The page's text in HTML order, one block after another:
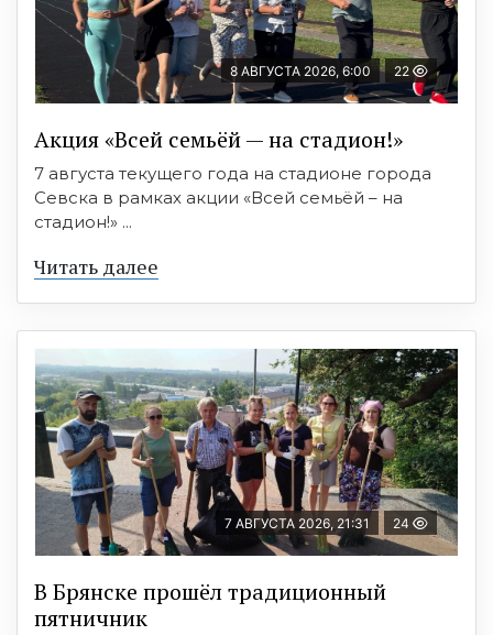
8 АВГУСТА 2026, 6:00 22
Акция «Всей семьёй — на стадион!»
7 августа текущего года на стадионе города
Севска в рамках акции «Всей семьёй – на
стадион!» ...
Читать далее
7 АВГУСТА 2026, 21:31 24
В Брянске прошёл традиционный
пятничник